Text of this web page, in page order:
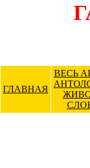
ГЛАВНАЯ
ВЕСЬ